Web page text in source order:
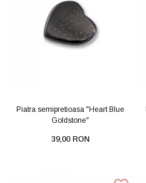
Piatra semipretioasa "Heart Blue
Goldstone"
39,00 RON